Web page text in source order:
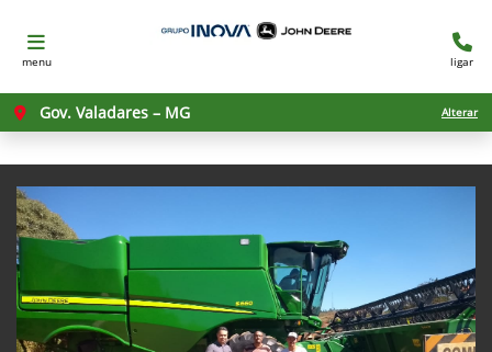
menu ligar
Gov. Valadares – MG Alterar